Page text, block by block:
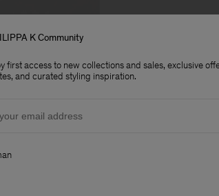
K Community
first access to new collections and sales, exclusive
and curated styling inspiration.